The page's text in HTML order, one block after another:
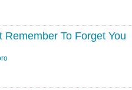
To Forget You